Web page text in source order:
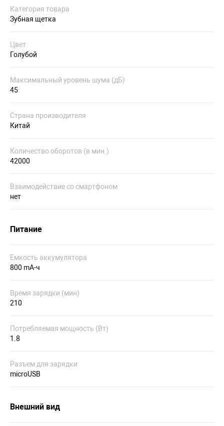
Категория товара
Зубная щетка
Цвет
Голубой
Максимальный уровень шума (дБ)
45
Страна производителя
Китай
Количество оборотов (в мин.)
42000
Взаимодействие со смартфоном
нет
Питание
Емкость аккумулятора
800 mA-ч
Время зарядки (мин)
210
Потребляемая мощность (Вт)
1.8
Разъем для зарядки
microUSB
Внешний вид